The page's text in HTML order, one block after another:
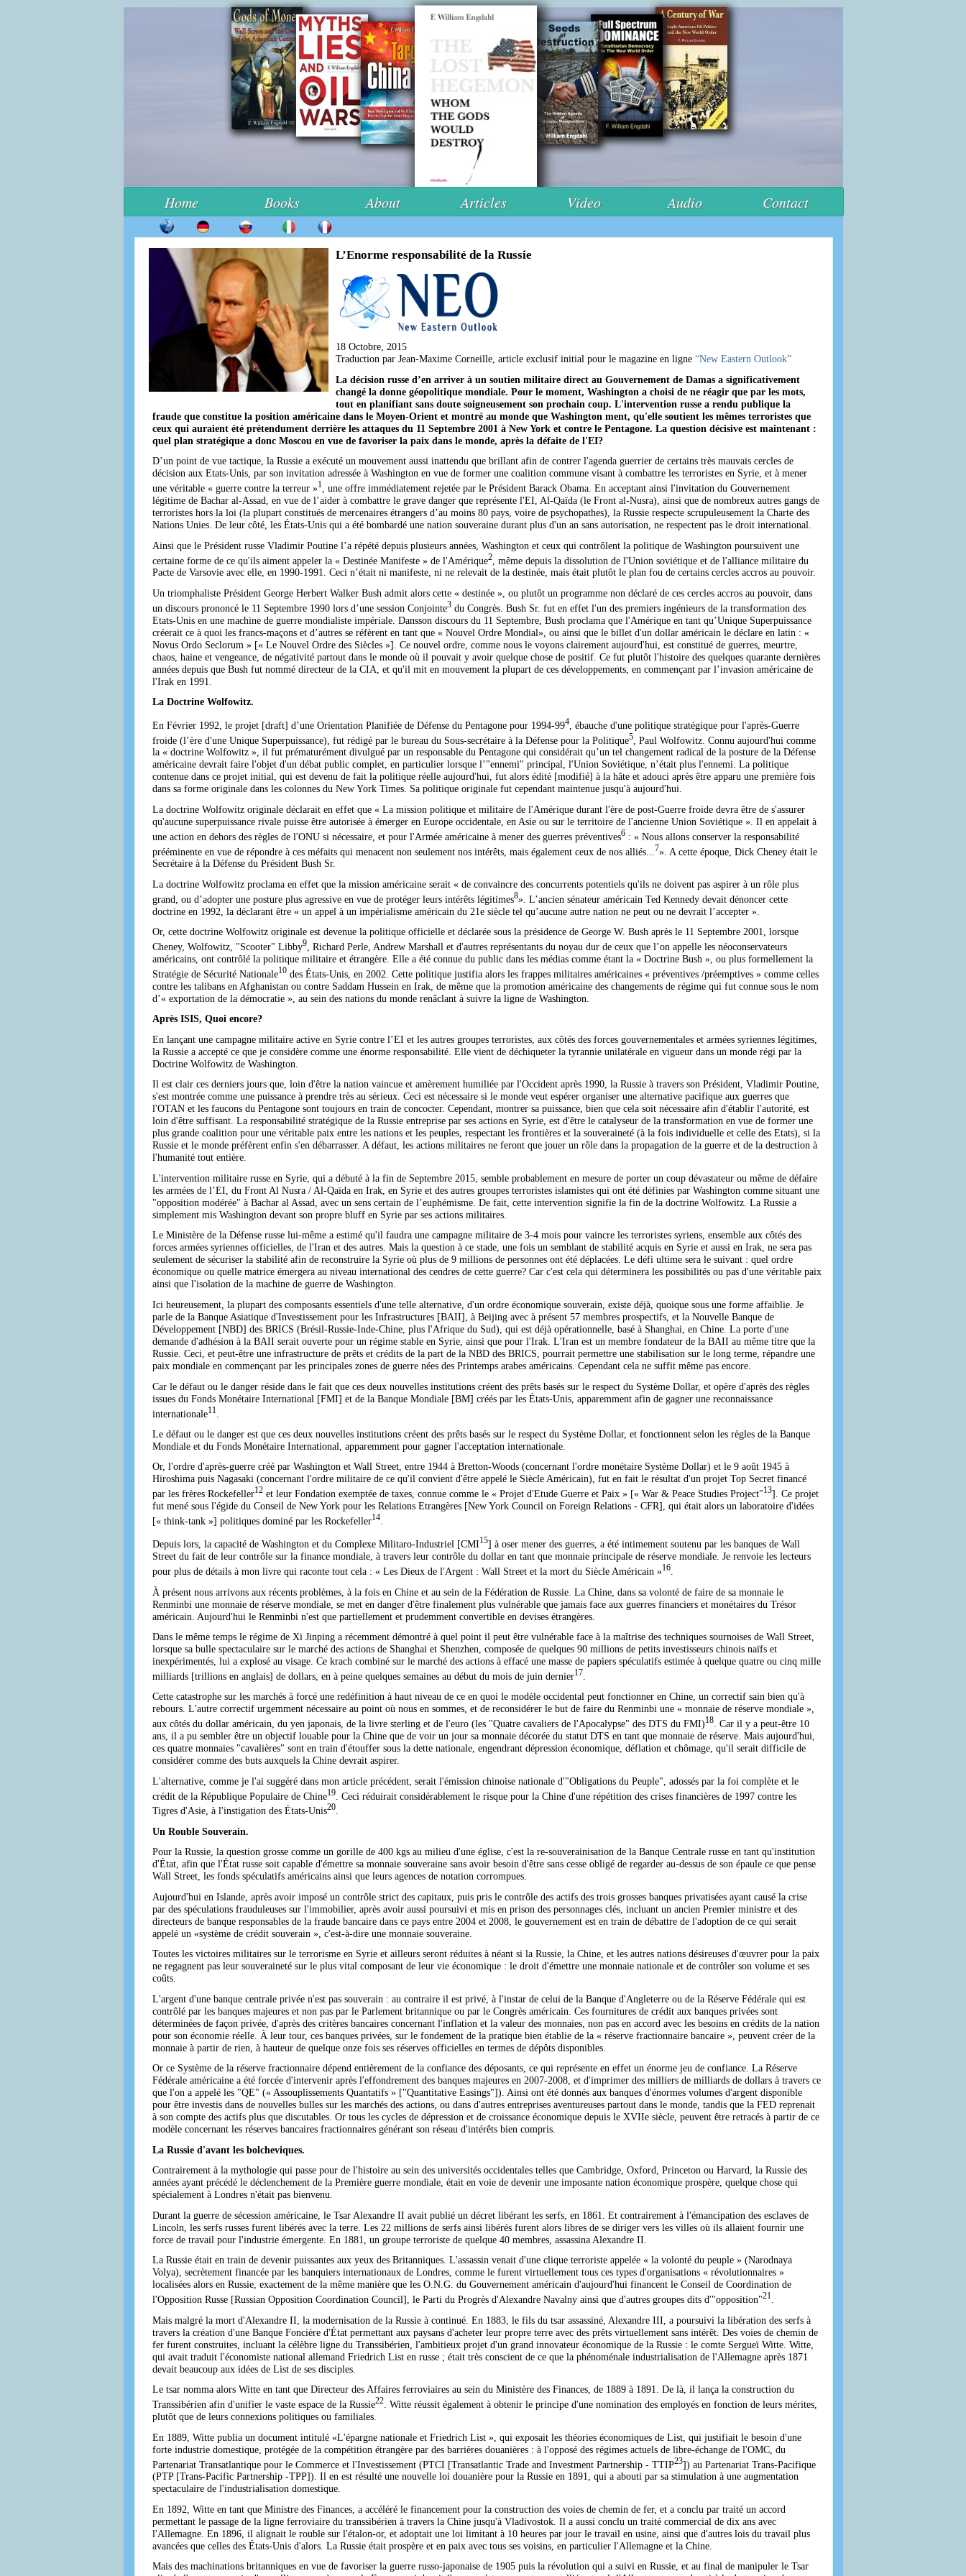
Home Books About Articles Video Audio Contact
L’Enorme responsabilité de la Russie
18 Octobre, 2015
Traduction par Jean-Maxime Corneille, article exclusif initial pour le magazine en ligne “New Eastern Outlook”
La décision russe d’en arriver à un soutien militaire direct au Gouvernement de Damas a significativement
changé la donne géopolitique mondiale. Pour le moment, Washington a choisi de ne réagir que par les mots,
tout en planifiant sans doute soigneusement son prochain coup. L'intervention russe a rendu publique la
fraude que constitue la position américaine dans le Moyen-Orient et montré au monde que Washington ment, qu'elle soutient les mêmes terroristes que
ceux qui auraient été prétendument derrière les attaques du 11 Septembre 2001 à New York et contre le Pentagone. La question décisive est maintenant :
quel plan stratégique a donc Moscou en vue de favoriser la paix dans le monde, après la défaite de l'EI?
D’un point de vue tactique, la Russie a exécuté un mouvement aussi inattendu que brillant afin de contrer l'agenda guerrier de certains très mauvais cercles de
décision aux Etats-Unis, par son invitation adressée à Washington en vue de former une coalition commune visant à combattre les terroristes en Syrie, et à mener
une véritable « guerre contre la terreur »1, une offre immédiatement rejetée par le Président Barack Obama. En acceptant ainsi l'invitation du Gouvernement
légitime de Bachar al-Assad, en vue de l’aider à combattre le grave danger que représente l'EI, Al-Qaïda (le Front al-Nusra), ainsi que de nombreux autres gangs de
terroristes hors la loi (la plupart constitués de mercenaires étrangers d’au moins 80 pays, voire de psychopathes), la Russie respecte scrupuleusement la Charte des
Nations Unies. De leur côté, les États-Unis qui a été bombardé une nation souveraine durant plus d'un an sans autorisation, ne respectent pas le droit international.
Ainsi que le Président russe Vladimir Poutine l’a répété depuis plusieurs années, Washington et ceux qui contrôlent la politique de Washington poursuivent une
certaine forme de ce qu'ils aiment appeler la « Destinée Manifeste » de l'Amérique2, même depuis la dissolution de l'Union soviétique et de l'alliance militaire du
Pacte de Varsovie avec elle, en 1990-1991. Ceci n’était ni manifeste, ni ne relevait de la destinée, mais était plutôt le plan fou de certains cercles accros au pouvoir.
Un triomphaliste Président George Herbert Walker Bush admit alors cette « destinée », ou plutôt un programme non déclaré de ces cercles accros au pouvoir, dans
un discours prononcé le 11 Septembre 1990 lors d’une session Conjointe3du Congrès. Bush Sr. fut en effet l'un des premiers ingénieurs de la transformation des
Etats-Unis en une machine de guerre mondialiste impériale. Dansson discours du 11 Septembre, Bush proclama que l'Amérique en tant qu’Unique Superpuissance
créerait ce à quoi les francs-maçons et d’autres se réfèrent en tant que « Nouvel Ordre Mondial», ou ainsi que le billet d'un dollar américain le déclare en latin : «
Novus Ordo Seclorum » [« Le Nouvel Ordre des Siècles »]. Ce nouvel ordre, comme nous le voyons clairement aujourd'hui, est constitué de guerres, meurtre,
chaos, haine et vengeance, de négativité partout dans le monde où il pouvait y avoir quelque chose de positif. Ce fut plutôt l'histoire des quelques quarante dernières
années depuis que Bush fut nommé directeur de la CIA, et qu'il mit en mouvement la plupart de ces développements, en commençant par l’invasion américaine de
l'Irak en 1991.
La Doctrine Wolfowitz.
En Février 1992, le projet [draft] d’une Orientation Planifiée de Défense du Pentagone pour 1994-994, ébauche d'une politique stratégique pour l'après-Guerre
froide (l’ère d'une Unique Superpuissance), fut rédigé par le bureau du Sous-secrétaire à la Défense pour la Politique5, Paul Wolfowitz. Connu aujourd'hui comme
la « doctrine Wolfowitz », il fut prématurément divulgué par un responsable du Pentagone qui considérait qu’un tel changement radical de la posture de la Défense
américaine devrait faire l'objet d'un débat public complet, en particulier lorsque l’"ennemi" principal, l'Union Soviétique, n’était plus l'ennemi. La politique
contenue dans ce projet initial, qui est devenu de fait la politique réelle aujourd'hui, fut alors édité [modifié] à la hâte et adouci après être apparu une première fois
dans sa forme originale dans les colonnes du New York Times. Sa politique originale fut cependant maintenue jusqu'à aujourd'hui.
La doctrine Wolfowitz originale déclarait en effet que « La mission politique et militaire de l'Amérique durant l'ère de post-Guerre froide devra être de s'assurer
qu'aucune superpuissance rivale puisse être autorisée à émerger en Europe occidentale, en Asie ou sur le territoire de l'ancienne Union Soviétique ». Il en appelait à
une action en dehors des règles de l'ONU si nécessaire, et pour l'Armée américaine à mener des guerres préventives6: « Nous allons conserver la responsabilité
prééminente en vue de répondre à ces méfaits qui menacent non seulement nos intérêts, mais également ceux de nos alliés... 7». A cette époque, Dick Cheney était le
Secrétaire à la Défense du Président Bush Sr.
La doctrine Wolfowitz proclama en effet que la mission américaine serait « de convaincre des concurrents potentiels qu'ils ne doivent pas aspirer à un rôle plus
grand, ou d’adopter une posture plus agressive en vue de protéger leurs intérêts légitimes8». L’ancien sénateur américain Ted Kennedy devait dénoncer cette
doctrine en 1992, la déclarant être « un appel à un impérialisme américain du 21e siècle tel qu’aucune autre nation ne peut ou ne devrait l’accepter ».
Or, cette doctrine Wolfowitz originale est devenue la politique officielle et déclarée sous la présidence de George W. Bush après le 11 Septembre 2001, lorsque
Cheney, Wolfowitz, "Scooter" Libby9, Richard Perle, Andrew Marshall et d'autres représentants du noyau dur de ceux que l’on appelle les néoconservateurs
américains, ont contrôlé la politique militaire et étrangère. Elle a été connue du public dans les médias comme étant la « Doctrine Bush », ou plus formellement la
Stratégie de Sécurité Nationale10des États-Unis, en 2002. Cette politique justifia alors les frappes militaires américaines « préventives /préemptives » comme celles
contre les talibans en Afghanistan ou contre Saddam Hussein en Irak, de même que la promotion américaine des changements de régime qui fut connue sous le nom
d’« exportation de la démocratie », au sein des nations du monde renâclant à suivre la ligne de Washington.
Après ISIS, Quoi encore?
En lançant une campagne militaire active en Syrie contre l’EI et les autres groupes terroristes, aux côtés des forces gouvernementales et armées syriennes légitimes,
la Russie a accepté ce que je considère comme une énorme responsabilité. Elle vient de déchiqueter la tyrannie unilatérale en vigueur dans un monde régi par la
Doctrine Wolfowitz de Washington.
Il est clair ces derniers jours que, loin d'être la nation vaincue et amèrement humiliée par l'Occident après 1990, la Russie à travers son Président, Vladimir Poutine,
s'est montrée comme une puissance à prendre très au sérieux. Ceci est nécessaire si le monde veut espérer organiser une alternative pacifique aux guerres que
l'OTAN et les faucons du Pentagone sont toujours en train de concocter. Cependant, montrer sa puissance, bien que cela soit nécessaire afin d'établir l'autorité, est
loin d'être suffisant. La responsabilité stratégique de la Russie entreprise par ses actions en Syrie, est d'être le catalyseur de la transformation en vue de former une
plus grande coalition pour une véritable paix entre les nations et les peuples, respectant les frontières et la souveraineté (à la fois individuelle et celle des Etats), si la
Russie et le monde préfèrent enfin s'en débarrasser. A défaut, les actions militaires ne feront que jouer un rôle dans la propagation de la guerre et de la destruction à
l'humanité tout entière.
L'intervention militaire russe en Syrie, qui a débuté à la fin de Septembre 2015, semble probablement en mesure de porter un coup dévastateur ou même de défaire
les armées de l’EI, du Front Al Nusra / Al-Qaïda en Irak, en Syrie et des autres groupes terroristes islamistes qui ont été définies par Washington comme situant une
"opposition modérée" à Bachar al Assad, avec un sens certain de l’euphémisme. De fait, cette intervention signifie la fin de la doctrine Wolfowitz. La Russie a
simplement mis Washington devant son propre bluff en Syrie par ses actions militaires.
Le Ministère de la Défense russe lui-même a estimé qu'il faudra une campagne militaire de 3-4 mois pour vaincre les terroristes syriens, ensemble aux côtés des
forces armées syriennes officielles, de l'Iran et des autres. Mais la question à ce stade, une fois un semblant de stabilité acquis en Syrie et aussi en Irak, ne sera pas
seulement de sécuriser la stabilité afin de reconstruire la Syrie où plus de 9 millions de personnes ont été déplacées. Le défi ultime sera le suivant : quel ordre
économique ou quelle matrice émergera au niveau international des cendres de cette guerre? Car c'est cela qui déterminera les possibilités ou pas d'une véritable paix
ainsi que l'isolation de la machine de guerre de Washington.
Ici heureusement, la plupart des composants essentiels d'une telle alternative, d'un ordre économique souverain, existe déjà, quoique sous une forme affaiblie. Je
parle de la Banque Asiatique d'Investissement pour les Infrastructures [BAII], à Beijing avec à présent 57 membres prospectifs, et la Nouvelle Banque de
Développement [NBD] des BRICS (Brésil-Russie-Inde-Chine, plus l'Afrique du Sud), qui est déjà opérationnelle, basé à Shanghai, en Chine. La porte d'une
demande d'adhésion à la BAII serait ouverte pour un régime stable en Syrie, ainsi que pour l'Irak. L'Iran est un membre fondateur de la BAII au même titre que la
Russie. Ceci, et peut-être une infrastructure de prêts et crédits de la part de la NBD des BRICS, pourrait permettre une stabilisation sur le long terme, répandre une
paix mondiale en commençant par les principales zones de guerre nées des Printemps arabes américains. Cependant cela ne suffit même pas encore.
Car le défaut ou le danger réside dans le fait que ces deux nouvelles institutions créent des prêts basés sur le respect du Système Dollar, et opère d'après des règles
issues du Fonds Monétaire International [FMI] et de la Banque Mondiale [BM] créés par les États-Unis, apparemment afin de gagner une reconnaissance
internationale11.
Le défaut ou le danger est que ces deux nouvelles institutions créent des prêts basés sur le respect du Système Dollar, et fonctionnent selon les règles de la Banque
Mondiale et du Fonds Monétaire International, apparemment pour gagner l'acceptation internationale.
Or, l'ordre d'après-guerre créé par Washington et Wall Street, entre 1944 à Bretton-Woods (concernant l'ordre monétaire Système Dollar) et le 9 août 1945 à
Hiroshima puis Nagasaki (concernant l'ordre militaire de ce qu'il convient d'être appelé le Siècle Américain), fut en fait le résultat d'un projet Top Secret financé
par les frères Rockefeller12et leur Fondation exemptée de taxes, connue comme le « Projet d'Etude Guerre et Paix » [« War & Peace Studies Project"13]. Ce projet
fut mené sous l'égide du Conseil de New York pour les Relations Etrangères [New York Council on Foreign Relations - CFR], qui était alors un laboratoire d'idées
[« think-tank »] politiques dominé par les Rockefeller14.
Depuis lors, la capacité de Washington et du Complexe Militaro-Industriel [CMI15] à oser mener des guerres, a été intimement soutenu par les banques de Wall
Street du fait de leur contrôle sur la finance mondiale, à travers leur contrôle du dollar en tant que monnaie principale de réserve mondiale. Je renvoie les lecteurs
pour plus de détails à mon livre qui raconte tout cela : « Les Dieux de l'Argent : Wall Street et la mort du Siècle Américain »16.
À présent nous arrivons aux récents problèmes, à la fois en Chine et au sein de la Fédération de Russie. La Chine, dans sa volonté de faire de sa monnaie le
Renminbi une monnaie de réserve mondiale, se met en danger d'être finalement plus vulnérable que jamais face aux guerres financiers et monétaires du Trésor
américain. Aujourd'hui le Renminbi n'est que partiellement et prudemment convertible en devises étrangères.
Dans le même temps le régime de Xi Jinping a récemment démontré à quel point il peut être vulnérable face à la maîtrise des techniques sournoises de Wall Street,
lorsque sa bulle spectaculaire sur le marché des actions de Shanghai et Shenzhen, composée de quelques 90 millions de petits investisseurs chinois naïfs et
inexpérimentés, lui a explosé au visage. Ce krach combiné sur le marché des actions à effacé une masse de papiers spéculatifs estimée à quelque quatre ou cinq mille
milliards [trillions en anglais] de dollars, en à peine quelques semaines au début du mois de juin dernier17
Cette catastrophe sur les marchés à forcé une redéfinition à haut niveau de ce en quoi le modèle occidental peut fonctionner en Chine, un correctif sain bien qu'à
rebours. L'autre correctif urgemment nécessaire au point où nous en sommes, et de reconsidérer le but de faire du Renminbi une « monnaie de réserve mondiale »,
aux côtés du dollar américain, du yen japonais, de la livre sterling et de l'euro (les "Quatre cavaliers de l'Apocalypse" des DTS du FMI)18. Car il y a peut-être 10
ans, il a pu sembler être un objectif louable pour la Chine que de voir un jour sa monnaie décorée du statut DTS en tant que monnaie de réserve. Mais aujourd'hui,
ces quatre monnaies "cavalières" sont en train d'étouffer sous la dette nationale, engendrant dépression économique, déflation et chômage, qu'il serait difficile de
considérer comme des buts auxquels la Chine devrait aspirer.
L'alternative, comme je l'ai suggéré dans mon article précédent, serait l'émission chinoise nationale d'"Obligations du Peuple", adossés par la foi complète et le
crédit de la République Populaire de Chine19. Ceci réduirait considérablement le risque pour la Chine d'une répétition des crises financières de 1997 contre les
Tigres d'Asie, à l'instigation des États-Unis20.
Un Rouble Souverain.
Pour la Russie, la question grosse comme un gorille de 400 kgs au milieu d'une église, c'est la re-souverainisation de la Banque Centrale russe en tant qu'institution
d'État, afin que l'État russe soit capable d'émettre sa monnaie souveraine sans avoir besoin d'être sans cesse obligé de regarder au-dessus de son épaule ce que pense
Wall Street, les fonds spéculatifs américains ainsi que leurs agences de notation corrompues.
Aujourd'hui en Islande, après avoir imposé un contrôle strict des capitaux, puis pris le contrôle des actifs des trois grosses banques privatisées ayant causé la crise
par des spéculations frauduleuses sur l'immobilier, après avoir aussi poursuivi et mis en prison des personnages clés, incluant un ancien Premier ministre et des
directeurs de banque responsables de la fraude bancaire dans ce pays entre 2004 et 2008, le gouvernement est en train de débattre de l'adoption de ce qui serait
appelé un «système de crédit souverain », c'est-à-dire une monnaie souveraine.
Toutes les victoires militaires sur le terrorisme en Syrie et ailleurs seront réduites à néant si la Russie, la Chine, et les autres nations désireuses d'œuvrer pour la paix
ne regagnent pas leur souveraineté sur le plus vital composant de leur vie économique : le droit d'émettre une monnaie nationale et de contrôler son volume et ses
coûts.
L'argent d'une banque centrale privée n'est pas souverain : au contraire il est privé, à l'instar de celui de la Banque d'Angleterre ou de la Réserve Fédérale qui est
contrôlé par les banques majeures et non pas par le Parlement britannique ou par le Congrès américain. Ces fournitures de crédit aux banques privées sont
déterminées de façon privée, d'après des critères bancaires concernant l'inflation et la valeur des monnaies, non pas en accord avec les besoins en crédits de la nation
pour son économie réelle. À leur tour, ces banques privées, sur le fondement de la pratique bien établie de la « réserve fractionnaire bancaire », peuvent créer de la
monnaie à partir de rien, à hauteur de quelque onze fois ses réserves officielles en termes de dépôts disponibles.
Or ce Système de la réserve fractionnaire dépend entièrement de la confiance des déposants, ce qui représente en effet un énorme jeu de confiance. La Réserve
Fédérale américaine a été forcée d'intervenir après l'effondrement des banques majeures en 2007-2008, et d'imprimer des milliers de milliards de dollars à travers ce
que l'on a appelé les "QE" (« Assouplissements Quantatifs » ["Quantitative Easings"]). Ainsi ont été donnés aux banques d'énormes volumes d'argent disponible
pour être investis dans de nouvelles bulles sur les marchés des actions, ou dans d'autres entreprises aventureuses partout dans le monde, tandis que la FED reprenait
à son compte des actifs plus que discutables. Or tous les cycles de dépression et de croissance économique depuis le XVIIe siècle, peuvent être retracés à partir de ce
modèle concernant les réserves bancaires fractionnaires générant son réseau d'intérêts bien compris.
La Russie d'avant les bolcheviques.
Contrairement à la mythologie qui passe pour de l'histoire au sein des universités occidentales telles que Cambridge, Oxford, Princeton ou Harvard, la Russie des
années ayant précédé le déclenchement de la Première guerre mondiale, était en voie de devenir une imposante nation économique prospère, quelque chose qui
spécialement à Londres n'était pas bienvenu.
Durant la guerre de sécession américaine, le Tsar Alexandre II avait publié un décret libérant les serfs, en 1861. Et contrairement à l'émancipation des esclaves de
Lincoln, les serfs russes furent libérés avec la terre. Les 22 millions de serfs ainsi libérés furent alors libres de se diriger vers les villes où ils allaient fournir une
force de travail pour l'industrie émergente. En 1881, un groupe terroriste de quelque 40 membres, assassina Alexandre II.
La Russie était en train de devenir puissantes aux yeux des Britanniques. L'assassin venait d'une clique terroriste appelée « la volonté du peuple » (Narodnaya
Volya), secrètement financée par les banquiers internationaux de Londres, comme le furent virtuellement tous ces types d'organisations « révolutionnaires »
localisées alors en Russie, exactement de la même manière que les O.N.G. du Gouvernement américain d'aujourd'hui financent le Conseil de Coordination de
l'Opposition Russe [Russian Opposition Coordination Council], le Parti du Progrès d'Alexandre Navalny ainsi que d'autres groupes dits d'"opposition"21.
Mais malgré la mort d'Alexandre II, la modernisation de la Russie à continué. En 1883, le fils du tsar assassiné, Alexandre III, a poursuivi la libération des serfs à
travers la création d'une Banque Foncière d'État permettant aux paysans d'acheter leur propre terre avec des prêts virtuellement sans intérêt. Des voies de chemin de
fer furent construites, incluant la célèbre ligne du Transsibérien, l'ambitieux projet d'un grand innovateur économique de la Russie : le comte Sergueï Witte. Witte,
qui avait traduit l'économiste national allemand Friedrich List en russe ; était très conscient de ce que la phénoménale industrialisation de l'Allemagne après 1871
devait beaucoup aux idées de List de ses disciples.
Le tsar nomma alors Witte en tant que Directeur des Affaires ferroviaires au sein du Ministère des Finances, de 1889 à 1891. De là, il lança la construction du
Transsibérien afin d'unifier le vaste espace de la Russie22. Witte réussit également à obtenir le principe d'une nomination des employés en fonction de leurs mérites,
plutôt que de leurs connexions politiques ou familiales.
En 1889, Witte publia un document intitulé «L'épargne nationale et Friedrich List », qui exposait les théories économiques de List, qui justifiait le besoin d'une
forte industrie domestique, protégée de la compétition étrangère par des barrières douanières : à l'opposé des régimes actuels de libre-échange de l'OMC, du
Partenariat Transatlantique pour le Commerce et l'Investissement (PTCI [Transatlantic Trade and Investment Partnership - TTIP23]) au Partenariat Trans-Pacifique
(PTP [Trans-Pacific Partnership -TPP]). Il en est résulté une nouvelle loi douanière pour la Russie en 1891, qui a abouti par sa stimulation à une augmentation
spectaculaire de l'industrialisation domestique.
En 1892, Witte en tant que Ministre des Finances, a accéléré le financement pour la construction des voies de chemin de fer, et a conclu par traité un accord
permettant le passage de la ligne ferroviaire du transsibérien à travers la Chine jusqu'à Vladivostok. Il a aussi conclu un traité commercial de dix ans avec
l'Allemagne. En 1896, il alignait le rouble sur l'étalon-or, et adoptait une loi limitant à 10 heures par jour le travail en usine, ainsi que d'autres lois du travail plus
avancées que celles des États-Unis d'alors. La Russie était prospère et en paix avec tous ses voisins, en particulier l'Allemagne et la Chine.
Mais des machinations britanniques en vue de favoriser la guerre russo-japonaise de 1905 puis la révolution qui a suivi en Russie, et au final de manipuler le Tsar